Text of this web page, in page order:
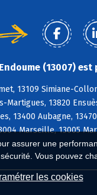
assurer une
Vous pouvez
les cookies
(13007) est
13109 Simiane-
Martigues, 13820
13400 Aubagne,
Marseille, 13005